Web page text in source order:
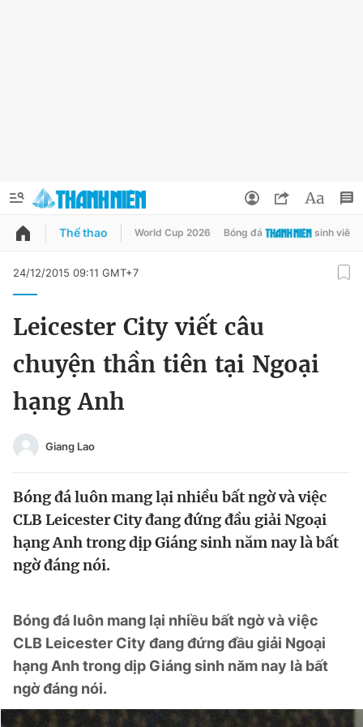
QUẢNG CÁO ĐẶT BÁO
Chào ngày mới
Video Magazine
Tiện ích Bạn cần biết
Thông tin tòa soạn Liên hệ quảng cáo
Đổi mật khẩu
Tin đã lưu
Tin đã xem
Đăng xuất
Thể thao World Cup 2026 Bóng đá sinh viên
24/12/2015 09:11 GMT+7
Leicester City viết câu
chuyện thần tiên tại Ngoại
hạng Anh
Giang Lao
Bóng đá luôn mang lại nhiều bất ngờ và việc
CLB Leicester City đang đứng đầu giải Ngoại
hạng Anh trong dịp Giáng sinh năm nay là bất
ngờ đáng nói.
Bóng đá luôn mang lại nhiều bất ngờ và việc
CLB Leicester City đang đứng đầu giải Ngoại
hạng Anh trong dịp Giáng sinh năm nay là bất
ngờ đáng nói.